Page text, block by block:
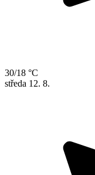
30/18 °C
středa 12. 8.